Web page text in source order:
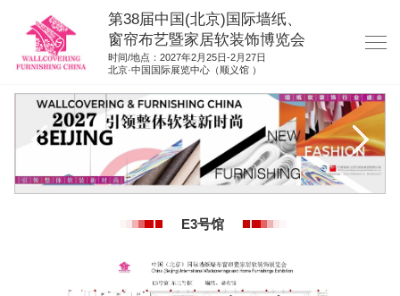
第38届中国(北京)国际墙纸、
窗帘布艺暨家居软装饰博览会
时间/地点：2027年2月25日-2月27日
北京·中国国际展览中心（顺义馆 ）
网站首页
展商服务
E3号馆